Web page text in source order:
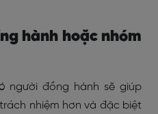
hành hoặc nhóm
người đồng hành sẽ giúp
nhiệm hơn và đặc biệt